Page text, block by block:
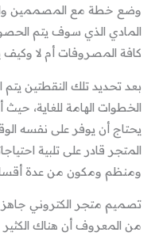
وضع خطة مع المصممين
المادي الذي سوف يتم
كافة المصروفات أم لا وكيف
بعد تحديد تلك النقطتين
الخطوات الهامة للغاية،
يحتاج أن يوفر على نفسه
المتجر قادر على تلبية
ومنظم ومكون من عدة
تصميم متجر الكتروني جاهز
من المعروف أن هناك الكثير